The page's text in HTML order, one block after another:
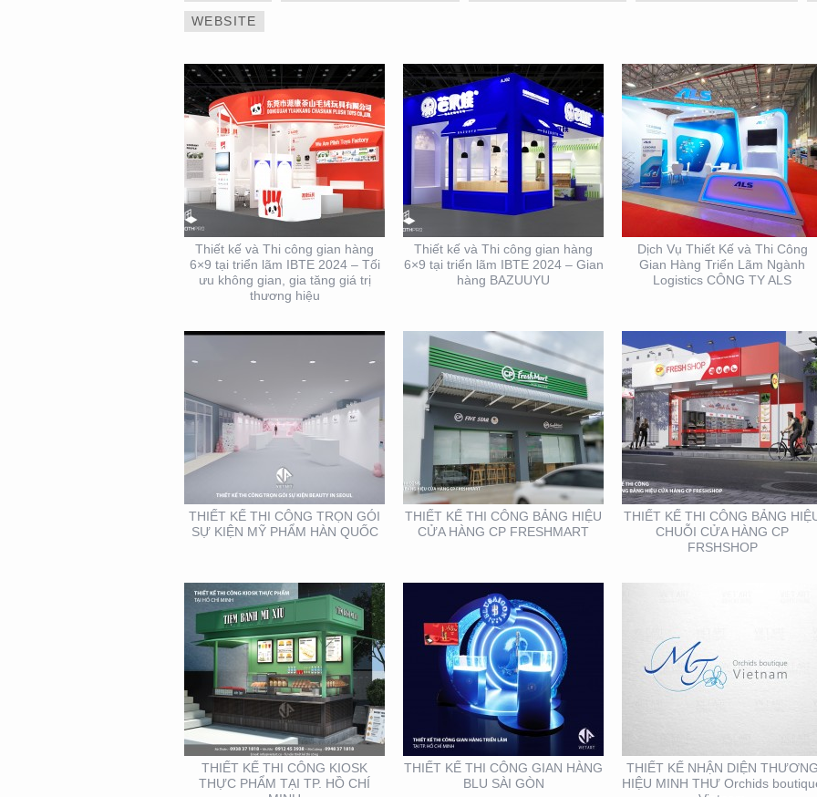
WEBSITE
THƯƠNG HIỆU
Thiết kế và Thi công gian hàng
6×9 tại triển lãm IBTE 2024 – Tối
ưu không gian, gia tăng giá trị
thương hiệu
Thiết kế và Thi công gian hàng
6×9 tại triển lãm IBTE 2024 – Gian
hàng BAZUUYU
Dịch Vụ Thiết Kế và Thi Công
Gian Hàng Triển Lãm Ngành
Logistics CÔNG TY ALS
THIẾT KẾ THI CÔNG
TRỌN GÓI SỰ KIỆN MỸ
PHẨM HÀN QUỐC
THIẾT KẾ THI CÔNG TRỌN GÓI
SỰ KIỆN MỸ PHẨM HÀN QUỐC
THIẾT KẾ THI CÔNG
BẢNG HIỆU CỬA HÀNG
CP FRESHMART
THIẾT KẾ THI CÔNG BẢNG HIỆU
CỬA HÀNG CP FRESHMART
THIẾT KẾ THI CÔNG
BẢNG HIỆU CHUỖI CỬA
HÀNG CP FRSHSHOP
THIẾT KẾ THI CÔNG BẢNG
CHUỖI CỬA HÀNG CP
FRSHSHOP
THIẾT KẾ THI CÔNG
KIOSK THỰC PHẨM TẠI
TP. HỒ CHÍ MINH
THIẾT KẾ THI CÔNG KIOSK
THỰC PHẨM TẠI TP. HỒ CHÍ
THIẾT KẾ THI CÔNG
GIAN HÀNG BLU SÀI
GÒN
THIẾT KẾ THI CÔNG GIAN HÀNG
BLU SÀI GÒN
THIẾT KẾ NHẬN DIỆN
THƯƠNG HIỆU MINH
BOUTIQUE VIETNAM
THIẾT KẾ NHẬN DIỆN THƯƠNG
HIỆU MINH THƯ Orchids
THIẾT KẾ THI CÔNG
MẶT DỰNG TẠI BÌNH
DƯƠNG – CỦA HÀNG
ROBOVAC
THIẾT KẾ THI CÔNG
BẢNG HIỆU QUẬN 1
THIẾT KẾ THI CÔNG